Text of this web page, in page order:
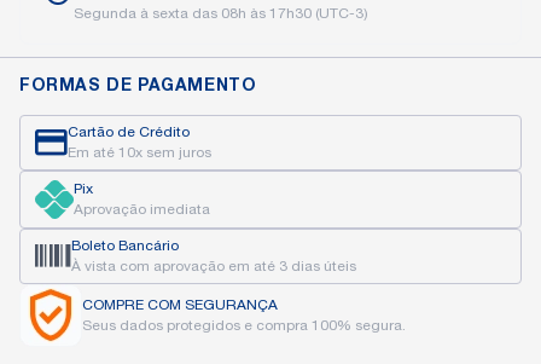
Segunda à sexta das 08h às 17h30 (UTC-3)
FORMAS DE PAGAMENTO
Cartão de Crédito
Em até 10x sem juros
Pix
Aprovação imediata
Boleto Bancário
À vista com aprovação em até 3 dias úteis
COMPRE COM SEGURANÇA
Seus dados protegidos e compra 100% segura.